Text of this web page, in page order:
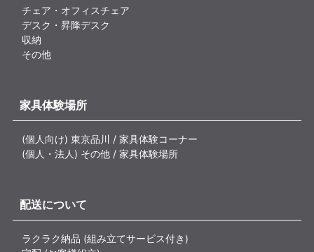
チェア・オフィスチェア
デスク・昇降デスク
収納
その他
家具体験場所
(個人向け) 東京品川 / 家具体験コーナー
(個人・法人) その他 / 家具体験場所
配送について
ラクラク納品 (組み立てサービス付き)